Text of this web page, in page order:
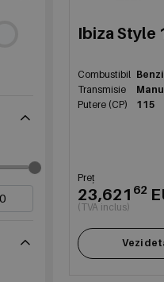
Ibiza Style
Combustibil
Transmisie
Putere (CP)
115
Preț
23,621 62
(TVA inclus)
Vezi